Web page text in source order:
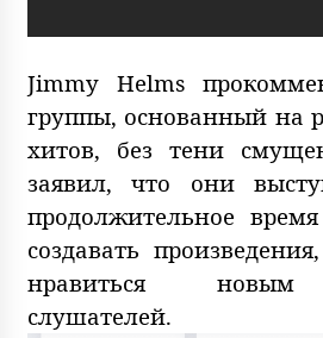
Jimmy Helms
группы, основанный на
хитов, без тени
заявил, что они
продолжительное
создавать
нравиться новым
слушателей.